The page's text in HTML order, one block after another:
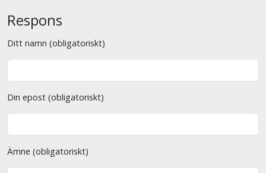
Respons
Ditt namn (obligatoriskt)
Din epost (obligatoriskt)
Ämne (obligatoriskt)